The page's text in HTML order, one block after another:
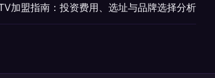
加盟指南：投资费用、选址与品牌选择分析